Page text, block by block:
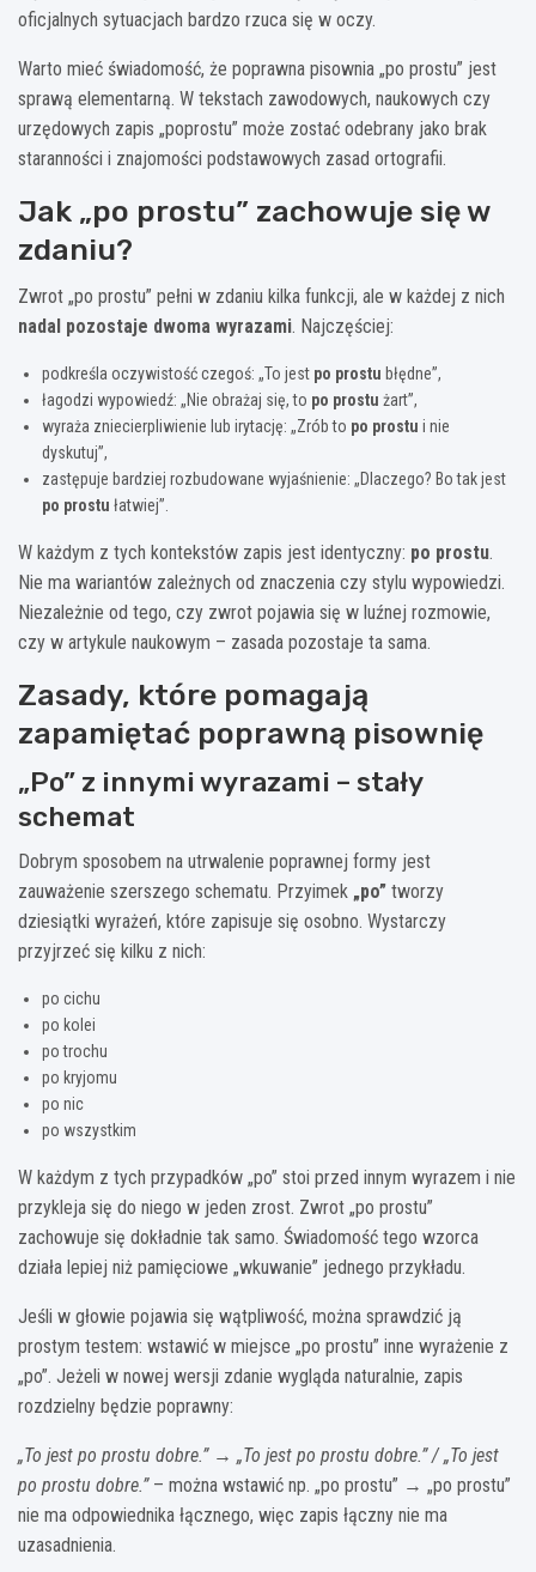
oficjalnych sytuacjach bardzo rzuca się w oczy.
Warto mieć świadomość, że poprawna pisownia „po prostu” jest
sprawą elementarną. W tekstach zawodowych, naukowych czy
urzędowych zapis „poprostu” może zostać odebrany jako brak
staranności i znajomości podstawowych zasad ortografii.
Jak „po prostu” zachowuje się w
zdaniu?
Zwrot „po prostu” pełni w zdaniu kilka funkcji, ale w każdej z nich
nadal pozostaje dwoma wyrazami. Najczęściej:
podkreśla oczywistość czegoś: „To jest po prostu błędne”,
łagodzi wypowiedź: „Nie obrażaj się, to po prostu żart”,
wyraża zniecierpliwienie lub irytację: „Zrób to po prostu i nie
dyskutuj”,
zastępuje bardziej rozbudowane wyjaśnienie: „Dlaczego? Bo tak jest
po prostu łatwiej”.
W każdym z tych kontekstów zapis jest identyczny: po prostu.
Nie ma wariantów zależnych od znaczenia czy stylu wypowiedzi.
Niezależnie od tego, czy zwrot pojawia się w luźnej rozmowie,
czy w artykule naukowym – zasada pozostaje ta sama.
Zasady, które pomagają
zapamiętać poprawną pisownię
„Po” z innymi wyrazami – stały
schemat
Dobrym sposobem na utrwalenie poprawnej formy jest
zauważenie szerszego schematu. Przyimek „po” tworzy
dziesiątki wyrażeń, które zapisuje się osobno. Wystarczy
przyjrzeć się kilku z nich:
po cichu
po kolei
po trochu
po kryjomu
po nic
po wszystkim
W każdym z tych przypadków „po” stoi przed innym wyrazem i nie
przykleja się do niego w jeden zrost. Zwrot „po prostu”
zachowuje się dokładnie tak samo. Świadomość tego wzorca
działa lepiej niż pamięciowe „wkuwanie” jednego przykładu.
Jeśli w głowie pojawia się wątpliwość, można sprawdzić ją
prostym testem: wstawić w miejsce „po prostu” inne wyrażenie z
„po”. Jeżeli w nowej wersji zdanie wygląda naturalnie, zapis
rozdzielny będzie poprawny:
„To jest po prostu dobre.” → „To jest po prostu dobre.” / „To jest
po prostu dobre.”– można wstawić np. „po prostu” → „po prostu”
nie ma odpowiednika łącznego, więc zapis łączny nie ma
uzasadnienia.